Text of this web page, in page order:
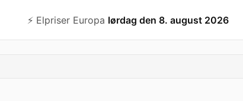
⚡️ Elpriser Europa lørdag den 8. august 2026